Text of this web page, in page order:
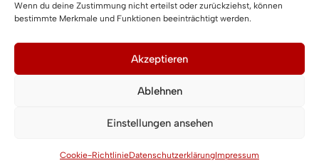
Wenn du deine Zustimmung nicht erteilst oder zurückziehst, können
bestimmte Merkmale und Funktionen beeinträchtigt werden.
Akzeptieren
Ablehnen
Einstellungen ansehen
Cookie-RichtlinieDatenschutzerklärungImpressum
Facebook Instagram YouTube
Impressum und Datenschutz
Datenschutzerklärung
Neve| Präsentiert vonWordPress